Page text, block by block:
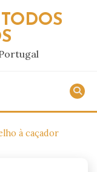
à caçador